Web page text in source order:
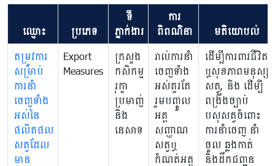
ឈ្មោះ ប្រភេទ
ទី
ភ្នាក់ងារ
ការ
ពិពណ៌នា
មតិយោបល់
តម្រូវការ
សម្រាប់
ការនាំ
ចេញទាំង
អស់នៃ
ផលិតផល
សត្វដែល
មាន
Export
Measures
ក្រសួង
កសិកម្ម
រុក្ខា
ប្រមាញ់
និង
នេសាទ
រាល់ការនាំ
ចេញទាំង
អស់គួរតែ
រួមបញ្ចូល
អត្ត
សញ្ញាណ
សត្វឬ
កំណត់អត្ត
ដើម្បីការពារជីវិត
ឬសុខភាពមនុស្ស
សត្វ, និង ដើម្បី
ពង្រឹងច្បាប់
បសុសត្វចំពោះ
ការនាំចេញ នាំ
ចូល ឆ្លងកាត់
និងដឹកជញ្ជូន